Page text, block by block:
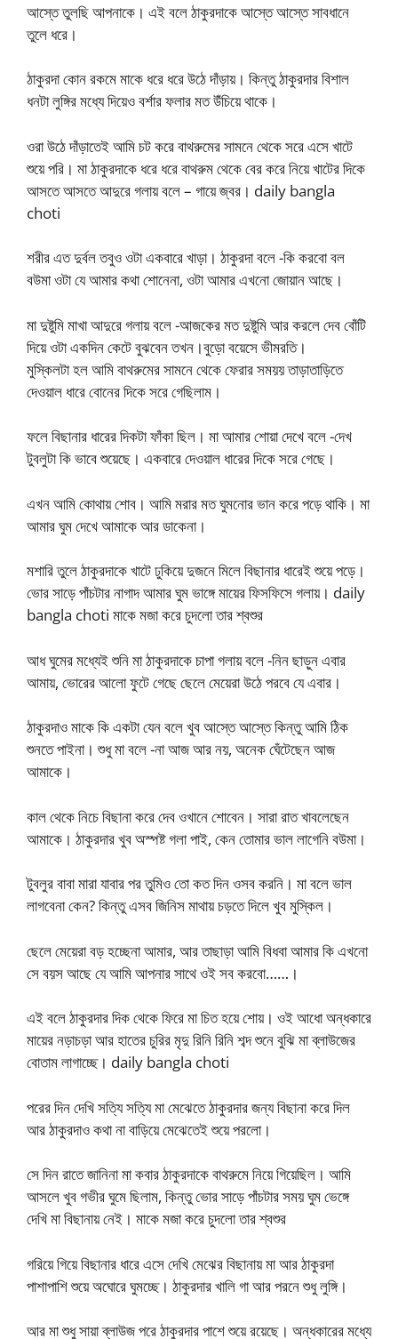
আস্তে তুলছি আপনাকে। এই বলে ঠাকুরদাকে আস্তে আস্তে সাবধানে
তুলে ধরে।
ঠাকুরদা কোন রকমে মাকে ধরে ধরে উঠে দাঁড়ায়। কিন্তু ঠাকুরদার বিশাল
ধনটা লুঙ্গির মধ্যে দিয়েও বর্শার ফলার মত উঁচিয়ে থাকে।
ওরা উঠে দাঁড়াতেই আমি চট করে বাথরুমের সামনে থেকে সরে এসে খাটে
শুয়ে পরি। মা ঠাকুরদাকে ধরে ধরে বাথরুম থেকে বের করে নিয়ে খাটের দিকে
আসতে আসতে আদুরে গলায় বলে – গায়ে জ্বর। daily bangla
choti
শরীর এত দুর্বল তবুও ওটা একবারে খাড়া। ঠাকুরদা বলে -কি করবো বল
বউমা ওটা যে আমার কথা শোনেনা, ওটা আমার এখনো জোয়ান আছে।
মা দুষ্টুমি মাখা আদুরে গলায় বলে -আজকের মত দুষ্টুমি আর করলে দেব বোঁটি
দিয়ে ওটা একদিন কেটে বুঝবেন তখন।বুড়ো বয়েসে ভীমরতি।
মুস্কিলটা হল আমি বাথরুমের সামনে থেকে ফেরার সময়য় তাড়াতাড়িতে
দেওয়াল ধারে বোনের দিকে সরে গেছিলাম।
ফলে বিছানার ধারের দিকটা ফাঁকা ছিল। মা আমার শোয়া দেখে বলে -দেখ
টুবলুটা কি ভাবে শুয়েছে। একবারে দেওয়াল ধারের দিকে সরে গেছে।
এখন আমি কোথায় শোব। আমি মরার মত ঘুমনোর ভান করে পড়ে থাকি। মা
আমার ঘুম দেখে আমাকে আর ডাকেনা।
মশারি তুলে ঠাকুরদাকে খাটে ঢুকিয়ে দুজনে মিলে বিছানার ধারেই শুয়ে পড়ে।
ভোর সাড়ে পাঁচটার নাগাদ আমার ঘুম ভাঙ্গে মায়ের ফিসফিসে গলায়। daily
bangla choti মাকে মজা করে চুদলো তার শ্বশুর
আধ ঘুমের মধ্যেই শুনি মা ঠাকুরদাকে চাপা গলায় বলে -নিন ছাড়ুন এবার
আমায়, ভোরের আলো ফুটে গেছে ছেলে মেয়েরা উঠে পরবে যে এবার।
ঠাকুরদাও মাকে কি একটা যেন বলে খুব আস্তে আস্তে কিন্তু আমি ঠিক
শুনতে পাইনা। শুধু মা বলে -না আজ আর নয়, অনেক ঘেঁটেছেন আজ
আমাকে।
কাল থেকে নিচে বিছানা করে দেব ওখানে শোবেন। সারা রাত খাবলেছেন
আমাকে। ঠাকুরদার খুব অস্পষ্ট গলা পাই, কেন তোমার ভাল লাগেনি বউমা।
টুবলুর বাবা মারা যাবার পর তুমিও তো কত দিন ওসব করনি। মা বলে ভাল
লাগবেনা কেন? কিন্তু এসব জিনিস মাথায় চড়তে দিলে খুব মুস্কিল।
ছেলে মেয়েরা বড় হচ্ছেনা আমার, আর তাছাড়া আমি বিধবা আমার কি এখনো
সে বয়স আছে যে আমি আপনার সাথে ওই সব করবো……।
এই বলে ঠাকুরদার দিক থেকে ফিরে মা চিত হয়ে শোয়। ওই আধো অন্ধকারে
মায়ের নড়াচড়া আর হাতের চুরির মৃদু রিনি রিনি শব্দ শুনে বুঝি মা ব্লাউজের
বোতাম লাগাচ্ছে। daily bangla choti
পরের দিন দেখি সত্যি সত্যি মা মেঝেতে ঠাকুরদার জন্য বিছানা করে দিল
আর ঠাকুরদাও কথা না বাড়িয়ে মেঝেতেই শুয়ে পরলো।
সে দিন রাতে জানিনা মা কবার ঠাকুরদাকে বাথরুমে নিয়ে গিয়েছিল। আমি
আসলে খুব গভীর ঘুমে ছিলাম, কিন্তু ভোর সাড়ে পাঁচটার সময় ঘুম ভেঙ্গে
দেখি মা বিছানায় নেই। মাকে মজা করে চুদলো তার শ্বশুর
গরিয়ে গিয়ে বিছানার ধারে এসে দেখি মেঝের বিছানায় মা আর ঠাকুরদা
পাশাপাশি শুয়ে অঘোরে ঘুমচ্ছে। ঠাকুরদার খালি গা আর পরনে শুধু লুঙ্গি।
আর মা শুধু সায়া ব্লাউজ পরে ঠাকুরদার পাশে শুয়ে রয়েছে। অন্ধকারের মধ্যে